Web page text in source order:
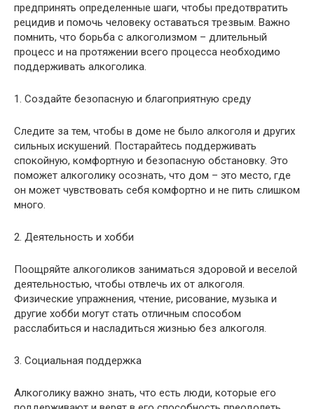
предпринять определенные шаги, чтобы предотвратить
рецидив и помочь человеку оставаться трезвым. Важно
помнить, что борьба с алкоголизмом – длительный
процесс и на протяжении всего процесса необходимо
поддерживать алкоголика.
1. Создайте безопасную и благоприятную среду
Следите за тем, чтобы в доме не было алкоголя и других
сильных искушений. Постарайтесь поддерживать
спокойную, комфортную и безопасную обстановку. Это
поможет алкоголику осознать, что дом – это место, где
он может чувствовать себя комфортно и не пить слишком
много.
2. Деятельность и хобби
Поощряйте алкоголиков заниматься здоровой и веселой
деятельностью, чтобы отвлечь их от алкоголя.
Физические упражнения, чтение, рисование, музыка и
другие хобби могут стать отличным способом
расслабиться и насладиться жизнью без алкоголя.
3. Социальная поддержка
Алкоголику важно знать, что есть люди, которые его